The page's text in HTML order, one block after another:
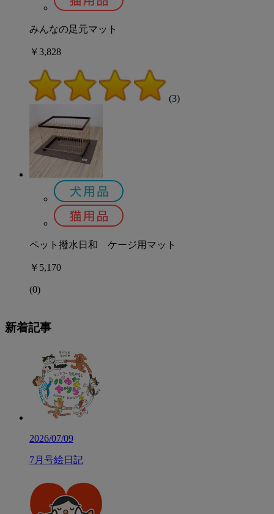
みんなの足元マット
￥3,828
(3)
ペット撥水日和 ケージ用マット
￥5,170
(0)
新着記事
2026/07/09
7月号絵日記